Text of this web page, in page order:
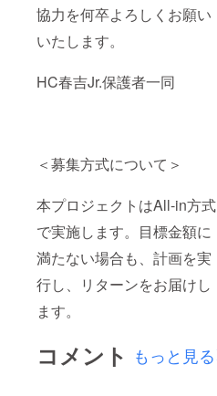
協力を何卒よろしくお願い
いたします。
HC春吉Jr.保護者一同
＜募集方式について＞
本プロジェクトはAll-in方式
で実施します。目標金額に
満たない場合も、計画を実
行し、リターンをお届けし
ます。
コメント もっと見る